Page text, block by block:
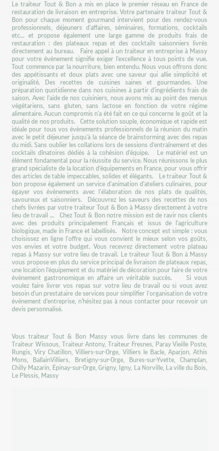
Le traiteur Tout & Bon a mis en place le premier réseau en France de
restauration de livraison en entreprise. Votre partenaire traiteur Tout &
Bon pour chaque moment gourmand intervient pour des rendez-vous
professionnels, déjeuners d'affaires, séminaires, formations, cocktails
etc... et propose également une large gamme de produits frais de
restauration : des plateaux repas et des cocktails saisonniers livrés
directement au bureau. Faire appel à un traiteur en entreprise à Massy
pour votre événement signifie exiger l'excellence à tous points de vue.
Tout commence par la nourriture, bien entendu. Nous vous offrons donc
des appétissants et doux plats avec une saveur qui allie simplicité et
originalité. Des recettes de cuisines saines et gourmandes. Une
préparation quotidienne dans nos cuisines à partir d'ingrédients frais de
saison. Avec l'aide de nos cuisiniers, nous avons mis au point des menus
végétariens, sans gluten, sans lactose en fonction de votre régime
alimentaire. Aucun compromis n'a été fait en ce qui concerne le goût et la
qualité de nos produits. Cette solution souple, économique et rapide est
idéale pour tous vos évènements professionnels de la réunion du matin
avec le petit déjeuner jusqu'à la séance de brainstorming avec des repas
du midi. Sans oublier les collations lors de sessions d'entraînement et des
cocktails dînatoires dédiés à la cohésion d'équipe. Le matériel est un
élément fondamental pour la réussite du service. Nous réunissons le plus
grand spécialiste de la location d'équipements en France, pour vous offrir
des articles de table impeccables, solides et élégants. Le traiteur Tout &
bon propose également un service d'animation d'ateliers culinaires, pour
égayer vos évènements avec l’élaboration de nos plats de qualités,
savoureux et saisonniers. Découvrez les saveurs des recettes de nos
chefs livrées par votre traiteur Tout & Bon à Massy directement à votre
lieu de travail … Chez Tout & Bon notre mission est de ravir nos clients
avec des produits principalement Français et issus de l'agriculture
biologique, made in France et labellisés. Notre concept est simple : vous
choisissez en ligne l’offre qui vous convient le mieux selon vos goûts,
vos envies et votre budget. Vous recevrez directement votre plateau
repas à Massy sur votre lieu de travail. Le traiteur Tout & Bon à Massy
vous propose en plus du service principal de livraison de plateaux repas,
une location l'équipement et du matériel de décoration pour faire de votre
événement gastronomique en affaire un véritable succès. Si vous
voulez faire livrer vos repas sur votre lieu de travail ou si vous avez
besoin d'un prestataire de services pour simplifier l’organisation de votre
événement d'entreprise, n'hésitez pas à nous contacter pour recevoir un
devis personnalisé.
Vous traiteur Tout & Bon Massy vous livre dans les communes de
Traiteur Wissous, Traiteur Antony, Traiteur Fresnes, Paray Vieille Poste,
Rungis, Viry Chatillon, Villiers-sur-Orge, Villiers le Bacle, Aparjon, Athis
Mons, BallainVilliers, Bretigny-sur-Orge, Bures-sur-Yvette, Champlan,
Chilly Mazarin, Épinay-sur-Orge, Grigny, Igny, La Norville, La ville du Bois,
Le Plessis, Massy